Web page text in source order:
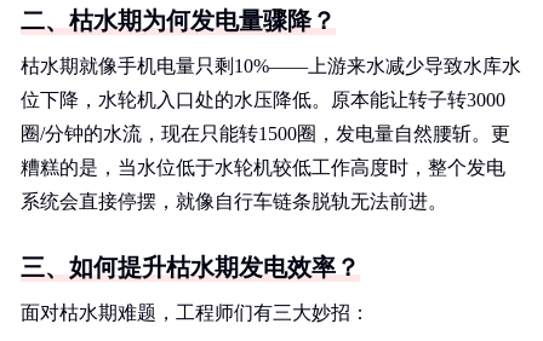
二、枯水期为何发电量骤降？
枯水期就像手机电量只剩10%——上游来水减少导致水库水
位下降，水轮机入口处的水压降低。原本能让转子转3000
圈/分钟的水流，现在只能转1500圈，发电量自然腰斩。更
糟糕的是，当水位低于水轮机较低工作高度时，整个发电
系统会直接停摆，就像自行车链条脱轨无法前进。
三、如何提升枯水期发电效率？
面对枯水期难题，工程师们有三大妙招：